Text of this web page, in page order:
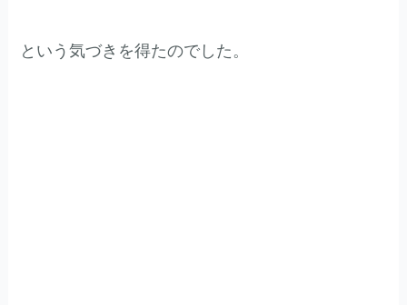
という気づきを得たのでした。